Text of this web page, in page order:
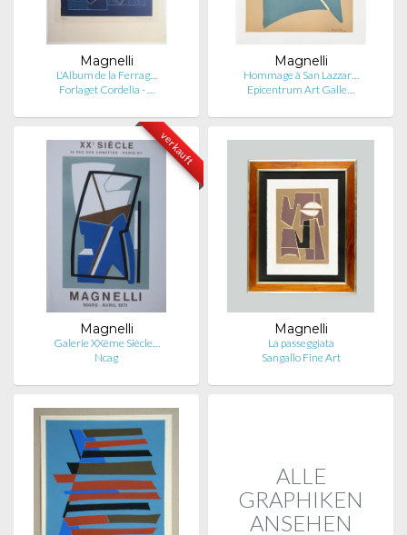
Magnelli
L'Album de la Ferrag…
Forlaget Cordelia - …
Magnelli
Hommage à San Lazzar…
Epicentrum Art Galle…
verkauft
Magnelli
Galerie XXème Siècle…
Ncag
Magnelli
La passeggiata
Sangallo Fine Art
ALLE
GRAPHIKEN
ANSEHEN